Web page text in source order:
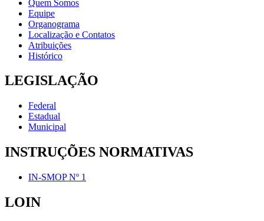
Quem Somos
Equipe
Organograma
Localização e Contatos
Atribuições
Histórico
LEGISLAÇÃO
Federal
Estadual
Municipal
INSTRUÇÕES NORMATIVAS
IN-SMOP Nº 1
LOIN